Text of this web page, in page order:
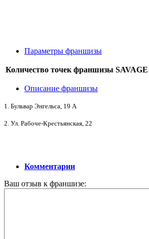
Параметры франшизы
Количество точек франшизы SAVAGE
Описание франшизы
1. Бульвар Энгельса, 19 А
2. Ул. Рабоче-Крестьянская, 22
Комментарии
Ваш отзыв к франшизе: